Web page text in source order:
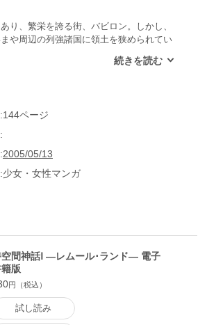
り、繁栄を誇る街、バビロン。しかし、
や周辺の列強諸国に領土を狭められてい
ン」に興味を持ち、家を出て、「ディルム
!!
144ページ
2005/05/13
少女・女性マンガ
空間神話Ⅰ ―レムール･ランド― 電子
版
円（税込）
試し読み